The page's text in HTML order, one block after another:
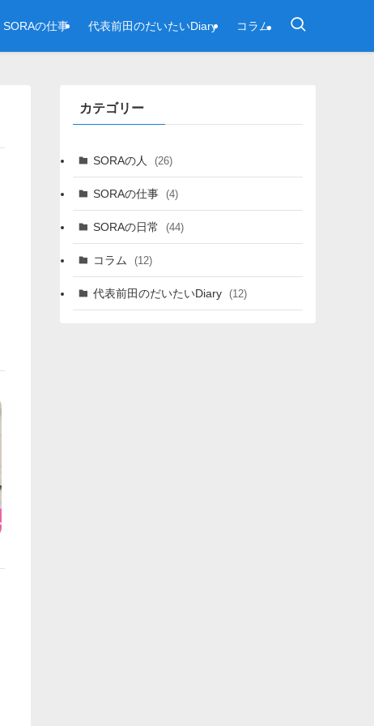
SORAの仕事 代表前田のだいたいDiary コラム
カテゴリー
SORAの人 (26)
SORAの仕事 (4)
SORAの日常 (44)
コラム (12)
代表前田のだいたいDiary (12)